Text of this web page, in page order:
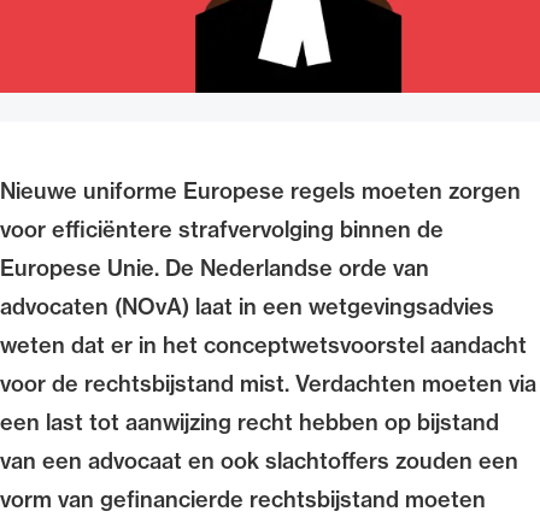
Nieuwe uniforme Europese regels moeten zorgen
voor efficiëntere strafvervolging binnen de
Europese Unie. De Nederlandse orde van
advocaten (NOvA) laat in een wetgevingsadvies
weten dat er in het conceptwetsvoorstel aandacht
voor de rechtsbijstand mist. Verdachten moeten via
een last tot aanwijzing recht hebben op bijstand
van een advocaat en ook slachtoffers zouden een
vorm van gefinancierde rechtsbijstand moeten
Alle wet- en regelgeving voor de advocatuur.
advocatuur (Roda).
Ondersteuning voor advocaten bij hun
het rechtsgebiedenregister en